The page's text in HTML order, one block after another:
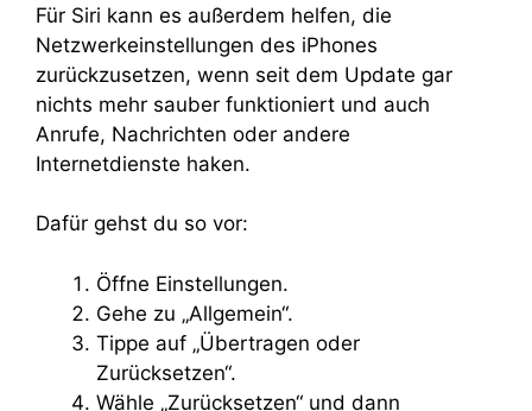
Für Siri kann es außerdem helfen, die
Netzwerkeinstellungen des iPhones
zurückzusetzen, wenn seit dem Update gar
nichts mehr sauber funktioniert und auch
Anrufe, Nachrichten oder andere
Internetdienste haken.
Dafür gehst du so vor:
Öffne Einstellungen.
Gehe zu „Allgemein“.
Tippe auf „Übertragen oder
Zurücksetzen“.
Wähle „Zurücksetzen“ und dann